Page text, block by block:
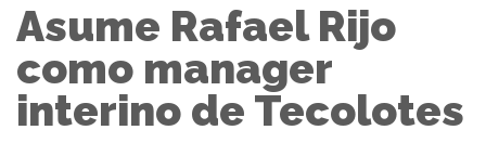
Asume Rafael Rijo
como manager
interino de Tecolotes